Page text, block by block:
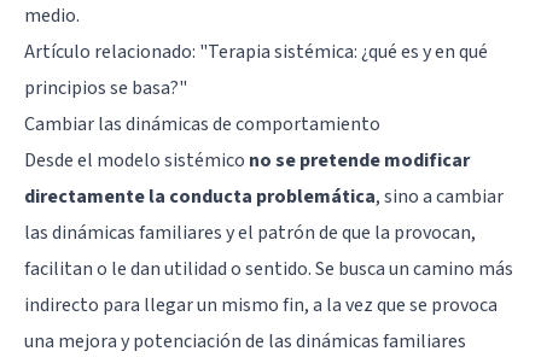
medio.
Artículo relacionado: "Terapia sistémica: ¿qué es y en qué
principios se basa?"
Cambiar las dinámicas de comportamiento
Desde el modelo sistémico no se pretende modificar
directamente la conducta problemática, sino a cambiar
las dinámicas familiares y el patrón de que la provocan,
facilitan o le dan utilidad o sentido. Se busca un camino más
indirecto para llegar un mismo fin, a la vez que se provoca
una mejora y potenciación de las dinámicas familiares